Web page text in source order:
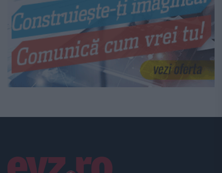
Linkuri utile